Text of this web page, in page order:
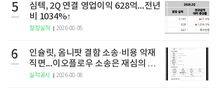
5
심텍, 2Q 연결 영업이익 628억...전년
비 1034%↑
잠정실적 2026-08-05
6
인슐릿, 옴니팟 결함 소송·비용 악재
직면...이오플로우 소송은 재심의 청
구
실적공시 2026-08-06